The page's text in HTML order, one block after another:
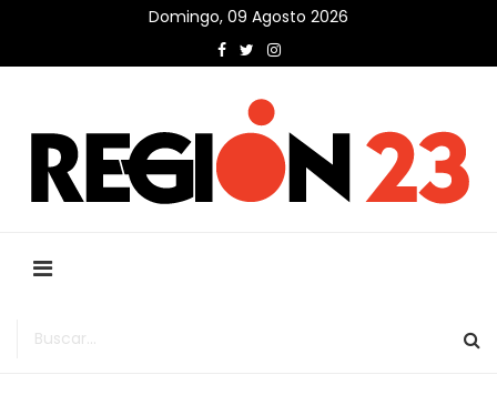
Domingo, 09 Agosto 2026